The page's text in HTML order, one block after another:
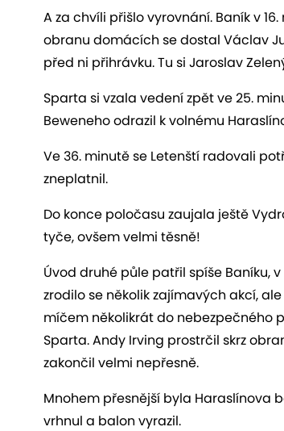
A za chvíli přišlo vyrovnání. Baník v
obranu domácích se dostal Václav
před ni přihrávku. Tu si Jaroslav
Sparta si vzala vedení zpět ve 25.
Beweneho odrazil k volnému
Ve 36. minutě se Letenští radovali
zneplatnil.
Do konce poločasu zaujala ještě
tyče, ovšem velmi těsně!
Úvod druhé půle patřil spíše Baníku,
zrodilo se několik zajímavých akcí,
míčem několikrát do nebezpečného
Sparta. Andy Irving prostrčil skrz
zakončil velmi nepřesně.
Mnohem přesnější byla Haraslínova
vrhnul a balon vyrazil.